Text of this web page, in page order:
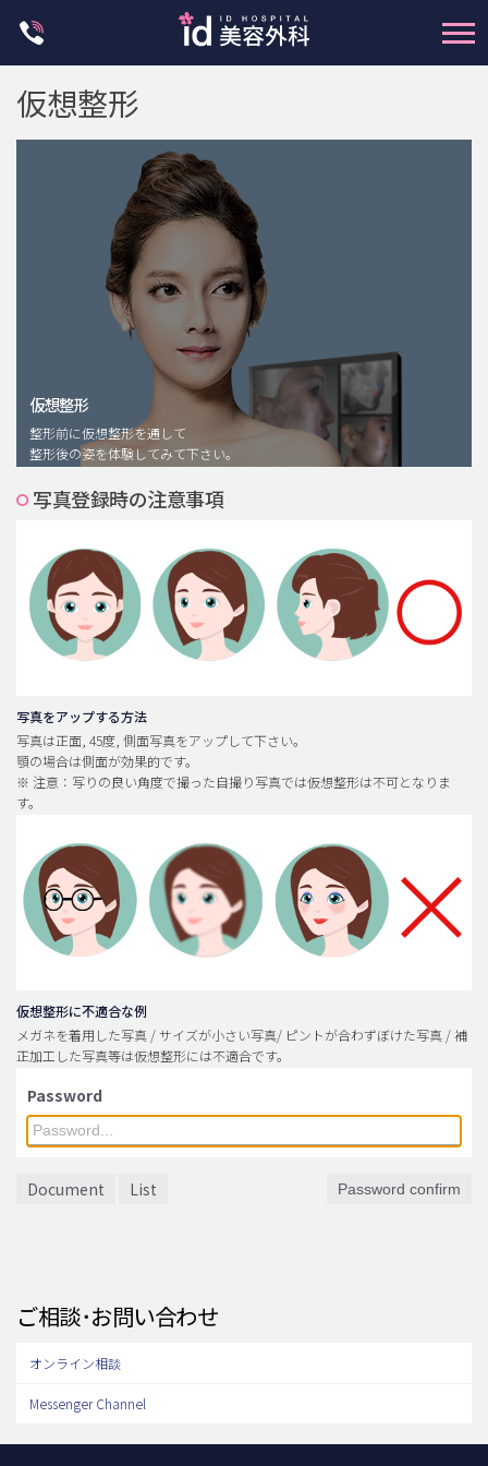
脂肪注入(アンチエイジング)
豊胸手術・バストアップ
プチ整形
メンズ整形
idリアルストーリー
idニュース
安全整形
料金一覧
ご相談のお問い合わせ
仮想整形
仮想整形
整形前に仮想整形を通して
整形後の姿を体験してみて下さい。
写真登録時の注意事項
写真をアップする方法
写真は正面, 45度, 側面写真をアップして下さい。
顎の場合は側面が効果的です。
※ 注意：写りの良い角度で撮った自撮り写真では仮想整形は不可となりま
す。
仮想整形に不適合な例
メガネを着用した写真 / サイズが小さい写真/ ピントが合わずぼけた写真 / 補
正加工した写真等は仮想整形には不適合です。
Password
Document List Password confirm
ご相談･お問い合わせ
オンライン相談
Messenger Channel